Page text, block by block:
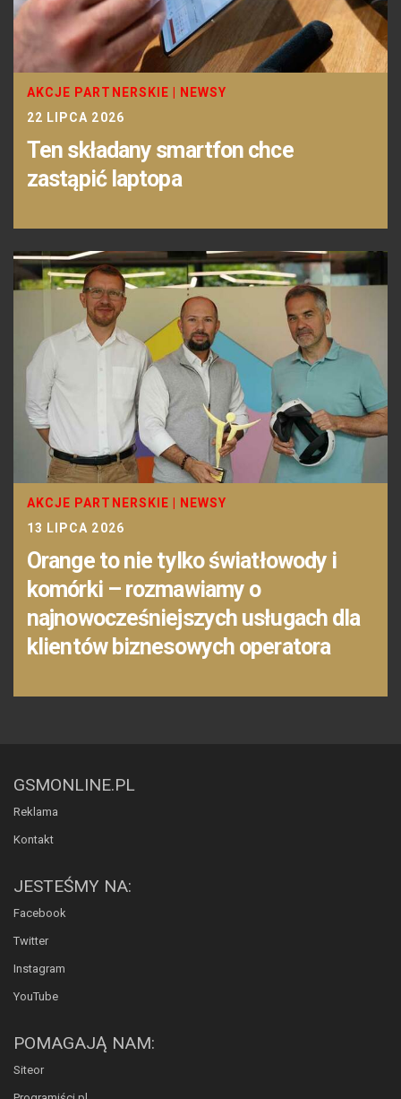
AKCJE PARTNERSKIE
NEWSY
22 LIPCA 2026
Ten składany smartfon chce
zastąpić laptopa
AKCJE PARTNERSKIE
NEWSY
13 LIPCA 2026
Orange to nie tylko światłowody i
komórki – rozmawiamy o
najnowocześniejszych usługach dla
klientów biznesowych operatora
GSMONLINE.PL
Reklama
Kontakt
JESTEŚMY NA:
Facebook
Twitter
Instagram
YouTube
POMAGAJĄ NAM:
Siteor